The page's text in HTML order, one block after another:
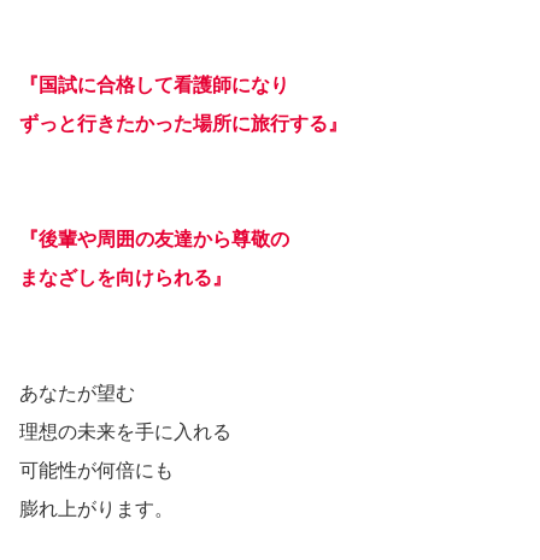
『国試に合格して看護師になり
ずっと行きたかった場所に旅行する』
『後輩や周囲の友達から尊敬の
まなざしを向けられる』
あなたが望む
理想の未来を手に入れる
可能性が何倍にも
膨れ上がります。